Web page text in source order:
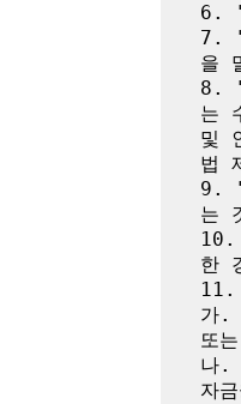
6. "
7. "
을
8. "
는
및
법
9. "
는
10.
한
11.
가.
또
나.
자